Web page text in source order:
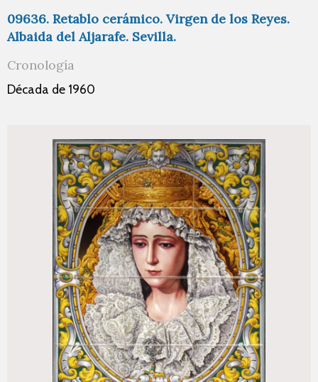
09636. Retablo cerámico. Virgen de los Reyes.
Albaida del Aljarafe. Sevilla.
Cronología
Década de 1960